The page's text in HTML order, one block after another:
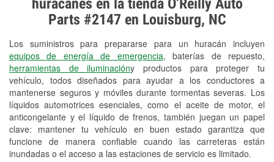
huracanes en la tienda O’Reilly Auto
Parts #2147 en Louisburg, NC
Los suministros para prepararse para un huracán incluyen
equipos de energía de emergencia, baterías de repuesto,
herramientas de iluminacióny productos para proteger tu
vehículo, todos diseñados para ayudar a los conductores a
mantenerse seguros y móviles durante tormentas severas. Los
líquidos automotrices esenciales, como el aceite de motor, el
anticongelante y el líquido de frenos, también juegan un papel
clave: mantener tu vehículo en buen estado garantiza que
funcione de manera confiable cuando las carreteras están
inundadas o el acceso a las estaciones de servicio es limitado.
Revisión de la luz "Check Engine"
Reciclaje de baterías y aceite
Instalación de bombillas de faros
Instalación de limpiaparabrisas
Programa de Préstamo de
Herramientas
Rectificación de tambores y discos de